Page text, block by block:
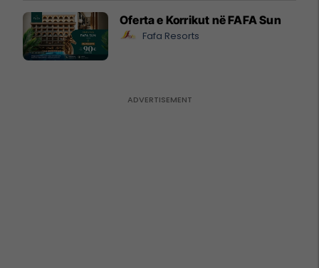
Oferta e Korrikut në FAFA Sun
Fafa Resorts